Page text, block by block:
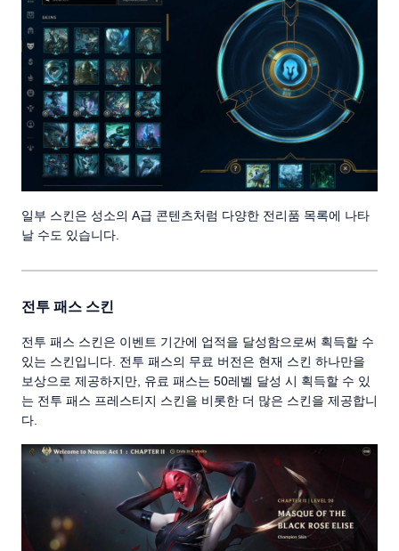
일부 스킨은 성소의 A급 콘텐츠처럼 다양한 전리품 목록에 나타
날 수도 있습니다.
전투 패스 스킨
전투 패스 스킨은 이벤트 기간에 업적을 달성함으로써 획득할 수
있는 스킨입니다. 전투 패스의 무료 버전은 현재 스킨 하나만을
보상으로 제공하지만, 유료 패스는 50레벨 달성 시 획득할 수 있
는 전투 패스 프레스티지 스킨을 비롯한 더 많은 스킨을 제공합니
다.